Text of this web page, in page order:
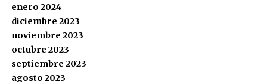
enero 2024
diciembre 2023
noviembre 2023
octubre 2023
septiembre 2023
agosto 2023